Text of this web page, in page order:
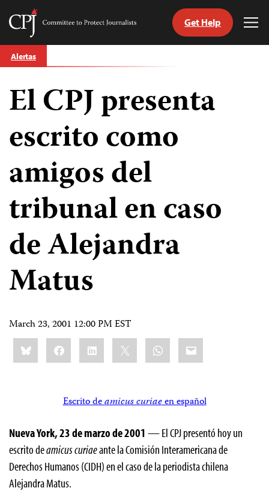
Skip
to
Committee
Journalists
Get Help
Alertas
El CPJ presenta
escrito como
amigos del
tribunal en caso
de Alejandra
Matus
March 23, 2001 12:00 PM EST
Share
this:BlueskyFacebookLinkedIn WhatsApp
Email
Escrito deamicus curiaeen español
Nueva York, 23 de marzo de 2001 — El CPJ presentó hoy un
escrito deamicus curiaeante la Comisión Interamericana de
Derechos Humanos (CIDH) en el caso de la periodista chilena
Alejandra Matus.